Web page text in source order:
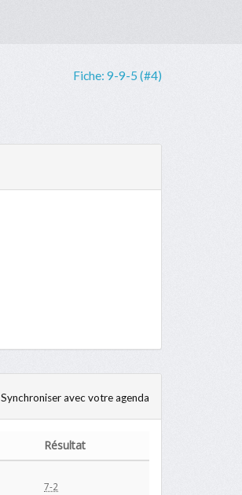
Fiche: 9-9-5 (#4)
Synchroniser avec votre agenda
Résultat
7-2